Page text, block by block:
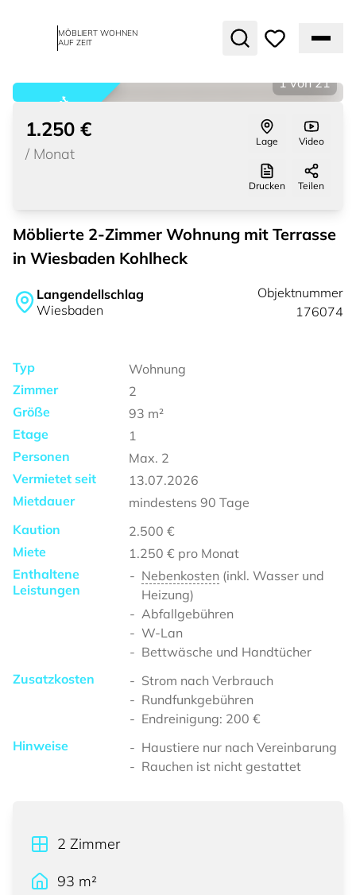
MÖBLIERT WOHNEN
AUF ZEIT
vermietet
1 von 21
1.250 €
/ Monat
Lage Video
Drucken Teilen
Möblierte 2-Zimmer Wohnung mit Terrasse
in Wiesbaden Kohlheck
Langendellschlag
Wiesbaden
Objektnummer
176074
Typ
Wohnung
Zimmer
2
Größe
93 m²
Etage
1
Personen
Max. 2
Vermietet seit
13.07.2026
Mietdauer
mindestens 90 Tage
Kaution
2.500 €
Miete
1.250 € pro Monat
Enthaltene
Leistungen
Nebenkosten (inkl. Wasser und
Heizung)
Abfallgebühren
W-Lan
Bettwäsche und Handtücher
Zusatzkosten
Strom nach Verbrauch
Rundfunkgebühren
Endreinigung: 200 €
Hinweise
Haustiere nur nach Vereinbarung
Rauchen ist nicht gestattet
2 Zimmer
93 m²